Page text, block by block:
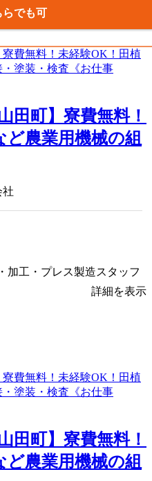
らでも可
田町】寮費無料！
農業用機械の組
社
加工・プレス製造スタッフ
詳細を表示
田町】寮費無料！
農業用機械の組